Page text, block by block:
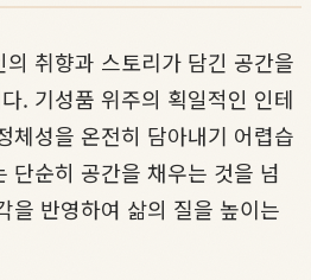
취향과 스토리가 담긴 공간을
. 기성품 위주의 획일적인 인테
체성을 온전히 담아내기 어렵습
단순히 공간을 채우는 것을 넘
을 반영하여 삶의 질을 높이는